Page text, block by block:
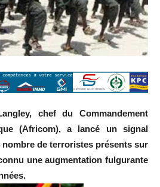
chef du Commandement
(Africom), a lancé un signal
nombre de terroristes présents sur
une augmentation fulgurante